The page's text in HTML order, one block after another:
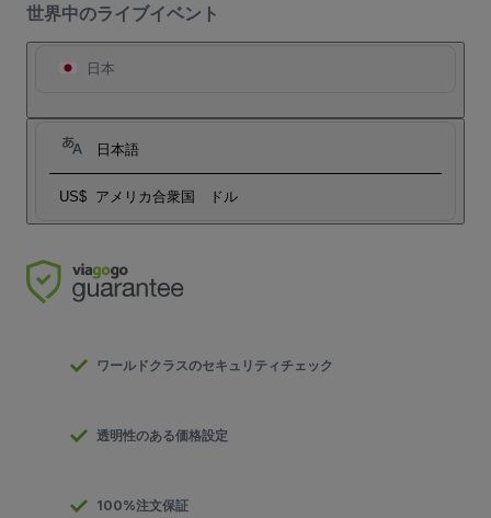
世界中のライブイベント
日本
日本語
US$ アメリカ合衆国 ドル
ワールドクラスのセキュリティチェック
透明性のある価格設定
100%注文保証